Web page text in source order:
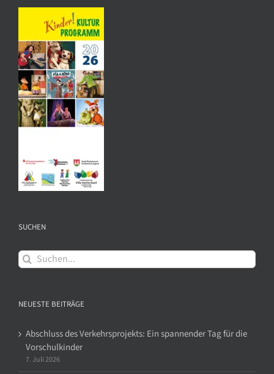
SUCHEN
Suche
nach:
NEUESTE BEITRÄGE
Abschluss des Verkehrsprojekts: Ein spannender Tag für die
Vorschulkinder
7. Juli 2026